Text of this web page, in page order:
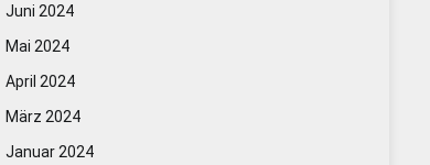
Juni 2024
Mai 2024
April 2024
März 2024
Januar 2024